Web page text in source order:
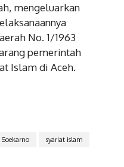
mengeluarkan
No. 1/1963
pemerintah
Islam di Aceh.
Soekarno syariat islam